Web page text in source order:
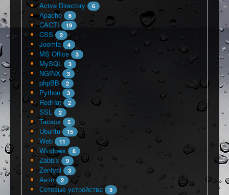
Actve Directory 6
Apache 6
CACTI 19
CSS 2
Joomla 4
MS Office 3
MySQL 3
NGINX 3
phpBB 2
Python 3
RedHat 2
SSL 2
Tacacs 5
Ubuntu 15
Web 11
Windows 8
Zabbix 9
Zentyal 3
Авто 2
Сетевые устройства 9